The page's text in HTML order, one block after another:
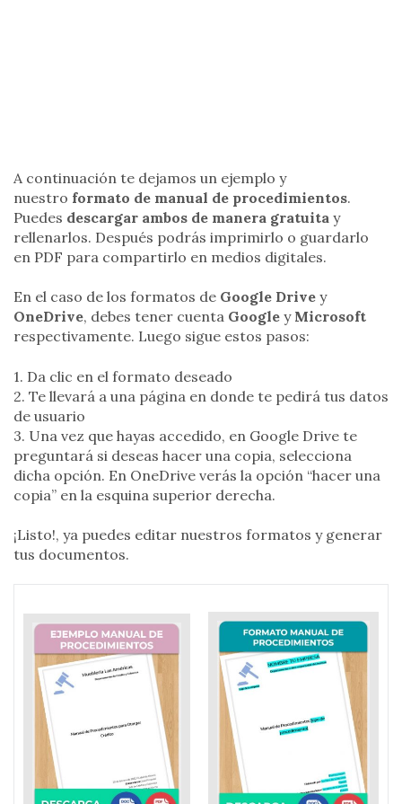
A continuación te dejamos un ejemplo y
nuestro formato de manual de procedimientos.
Puedes descargar ambos de manera gratuita y
rellenarlos. Después podrás imprimirlo o guardarlo
en PDF para compartirlo en medios digitales.
En el caso de los formatos de Google Drive y
OneDrive, debes tener cuenta Google y Microsoft
respectivamente. Luego sigue estos pasos:
1. Da clic en el formato deseado
2. Te llevará a una página en donde te pedirá tus datos
de usuario
3. Una vez que hayas accedido, en Google Drive te
preguntará si deseas hacer una copia, selecciona
dicha opción. En OneDrive verás la opción “hacer una
copia” en la esquina superior derecha.
¡Listo!, ya puedes editar nuestros formatos y generar
tus documentos.